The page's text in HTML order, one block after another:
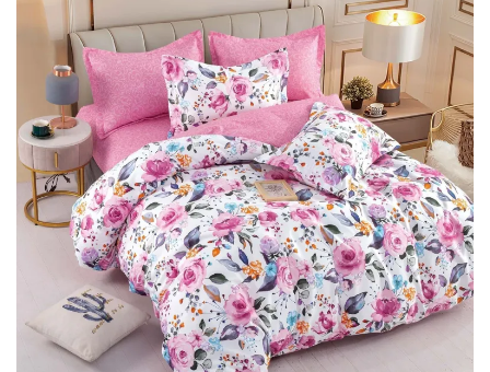
Lenjerii Creponate
Lenjerii de finet Iprimate Digital
Lenjerii de pat Bumbac 100%
Lenjerii de pat Finet + 2 Draperii
Lenjerii de pat Saten 4 piese cu
elastic